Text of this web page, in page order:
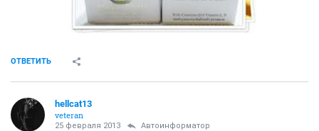
ОТВЕТИТЬ
hellcat13
veteran
25 февраля 2013 Автоинформатор